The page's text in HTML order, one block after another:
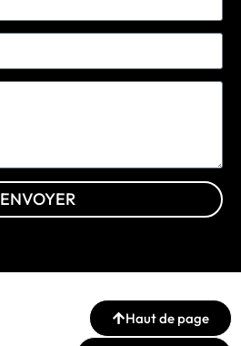
ENVOYER
Haut de page